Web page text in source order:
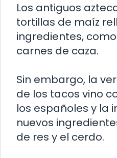
Los antiguos
tortillas de maíz
ingredientes,
carnes de caza.
Sin embargo, la
de los tacos vino
los españoles y la
nuevos
de res y el cerdo.